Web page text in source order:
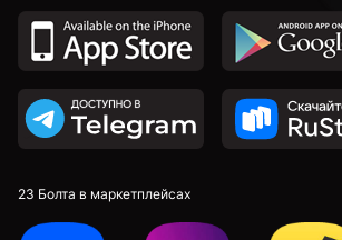
23 Болта в маркетплейсах